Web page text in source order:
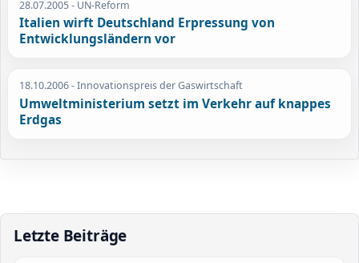
28.07.2005- UN-Reform
Italien wirft Deutschland Erpressung von
Entwicklungsländern vor
18.10.2006- Innovationspreis der Gaswirtschaft
Umweltministerium setzt im Verkehr auf knappes
Erdgas
Letzte Beiträge